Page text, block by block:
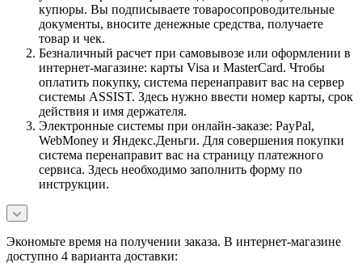
купюры. Вы подписываете товаросопроводительные
документы, вносите денежные средства, получаете
товар и чек.
Безналичный расчет при самовывозе или оформлении в
интернет-магазине: карты Visa и MasterCard. Чтобы
оплатить покупку, система перенаправит вас на сервер
системы ASSIST. Здесь нужно ввести номер карты, срок
действия и имя держателя.
Электронные системы при онлайн-заказе: PayPal,
WebMoney и Яндекс.Деньги. Для совершения покупки
система перенаправит вас на страницу платежного
сервиса. Здесь необходимо заполнить форму по
инструкции.
Экономьте время на получении заказа. В интернет-магазине
доступно 4 варианта доставки: